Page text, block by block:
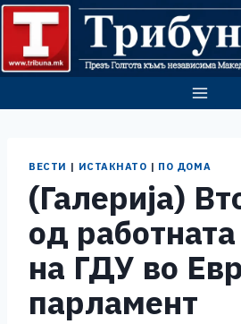
Skip
content
ВЕСТИ | ИСТАКНАТО | ПО ДОМА
(Галерија)
од
на ГДУ во
парламент